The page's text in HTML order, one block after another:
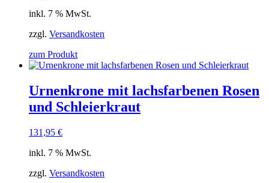
inkl. 7 % MwSt.
zzgl. Versandkosten
zum Produkt
Urnenkrone mit lachsfarbenen Rosen
und Schleierkraut
131,95 €
inkl. 7 % MwSt.
zzgl. Versandkosten